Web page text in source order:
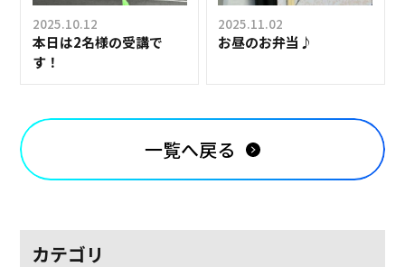
2025.10.12
本日は2名様の受講で
す！
2025.11.02
お昼のお弁当♪
一覧へ戻る
カテゴリ